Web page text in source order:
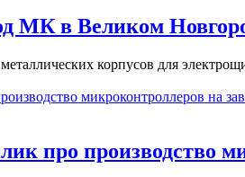
МК в Великом
корпусов для
про производство